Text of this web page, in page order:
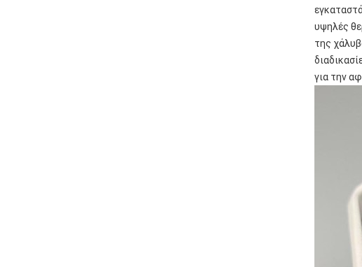
υψηλές
της
για την